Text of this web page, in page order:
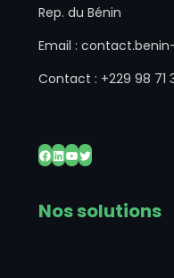
Rep. du Bénin
Email :
Contact : +229 98 71
Facebook
LinkedIn
YouTube
Twitter
Nos solutions